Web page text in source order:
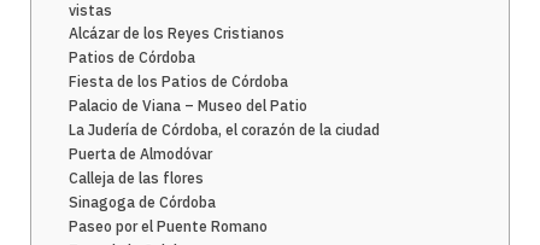
vistas
Alcázar de los Reyes Cristianos
Patios de Córdoba
Fiesta de los Patios de Córdoba
Palacio de Viana – Museo del Patio
La Judería de Córdoba, el corazón de la ciudad
Puerta de Almodóvar
Calleja de las flores
Sinagoga de Córdoba
Paseo por el Puente Romano